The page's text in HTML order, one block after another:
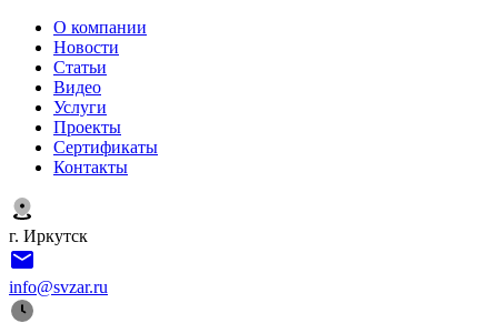
О компании
Новости
Статьи
Видео
Услуги
Проекты
Сертификаты
Контакты
г. Иркутск
info@svzar.ru